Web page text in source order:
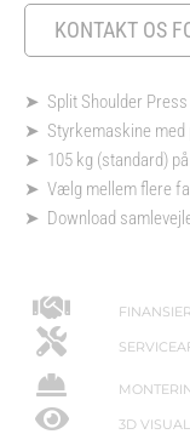
KONTAKT OS
➤ Split Shoulder
➤ Styrkemaskine med
➤ 105 kg (standard)
➤ Vælg mellem flere
➤ Download
3D